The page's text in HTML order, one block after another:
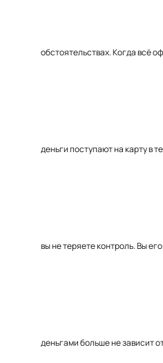
обстоятельствах. Когда всё
деньги поступают на карту в
вы не теряете контроль. Вы
деньгами больше не зависит